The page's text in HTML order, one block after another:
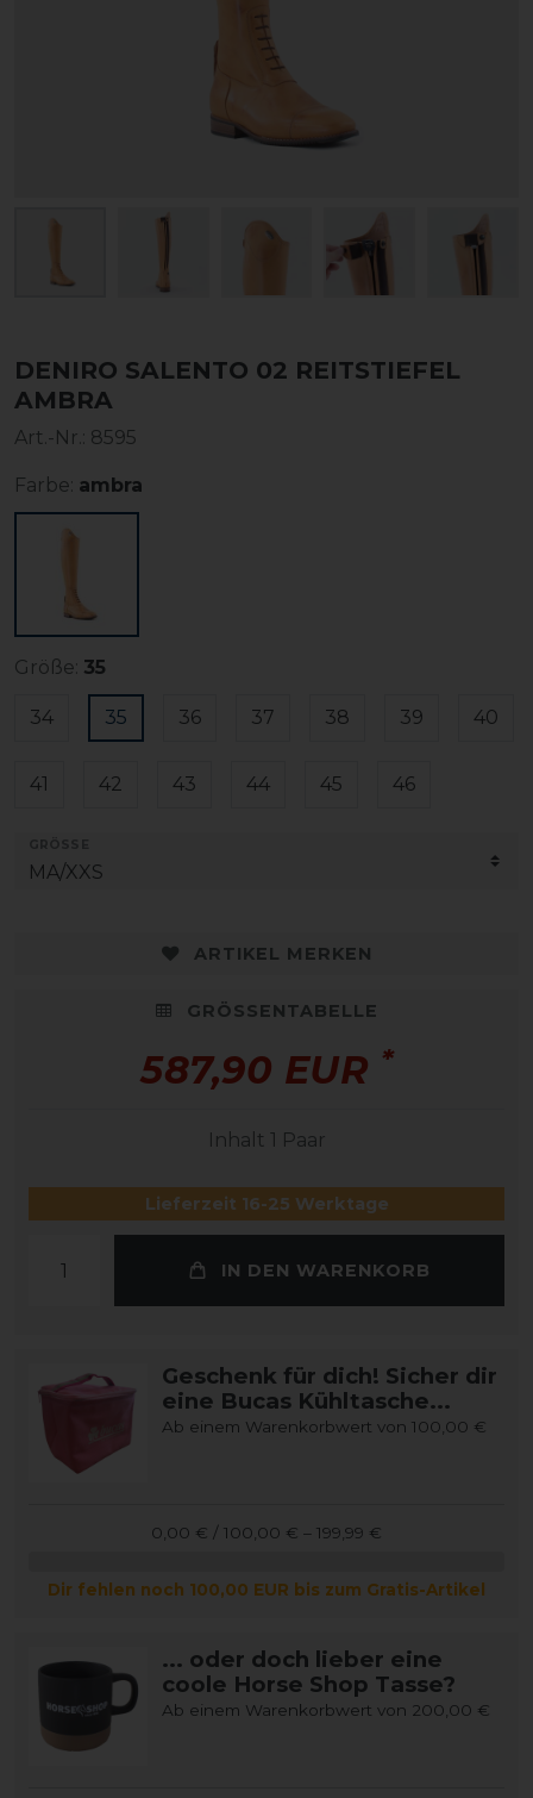
DENIRO SALENTO 02 REITSTIEFEL
AMBRA
Art.-Nr.: 8595
Farbe: ambra
Größe: 35
34 35 36 37 38 39 40
41 42 43 44 45 46
ARTIKEL MERKEN
GRÖSSENTABELLE
587,90 EUR *
Inhalt 1 Paar
Lieferzeit 16-25 Werktage
IN DEN WARENKORB
Geschenk für dich! Sicher dir
eine Bucas Kühltasche...
Ab einem Warenkorbwert von 100,00 €
0,00 € / 100,00 € – 199,99 €
Dir fehlen noch 100,00 EUR bis zum Gratis-Artikel
... oder doch lieber eine
coole Horse Shop Tasse?
Ab einem Warenkorbwert von 200,00 €